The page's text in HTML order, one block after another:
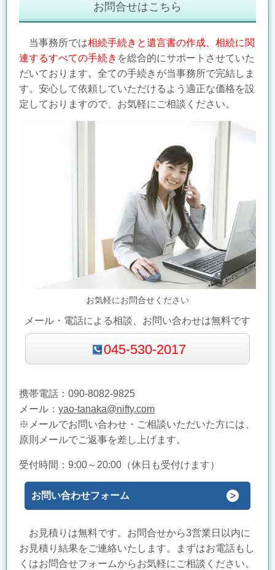
お問合せはこちら
当事務所では相続手続きと遺言書の作成、相続に関
連するすべての手続き を総合的にサポートさせていた
だいております。全ての手続きが当事務所で完結しま
す。安心して依頼していただけるよう適正な価格を設
定しておりますので、お気軽にご相談ください。
お気軽にお問合せください
メール・電話による相談、お問い合わせは無料です
045-530-2017
携帯電話：090-8082-9825
メール： yao-tanaka@nifty.com​
※メールでお問い合わせ・ご相談いただいた方には、
原則メールでご返事を差し上げます。
受付時間：9:00～20:00（休日も受付けます）
お問い合わせフォーム
お見積りは無料です。お問合せから3営業日以内に
お見積り結果をご連絡いたします。まずはお電話もし
くはお問合せフォームからお気軽にご相談ください。